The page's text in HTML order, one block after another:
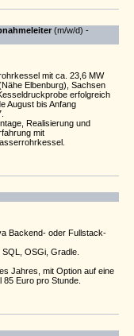
(m/w/d) -
mit ca. 23,6 MW
Elbenburg), Sachsen
erfolgreich
August bis Anfang
Realisierung und
mit
Backend- oder Fullstack-
OSGi, Gradle.
Jahres, mit Option auf eine
Euro pro Stunde.